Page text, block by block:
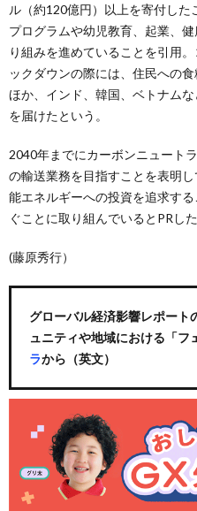
ル（約120億円）以上を寄付し
プログラムや幼児教育、起業、
り組みを進めていることを引用
ックダウンの際には、住民への
ほか、インド、韓国、ベトナム
を届けたという。
2040年までにカーボンニュート
の輸送業務を目指すことを表明
能エネルギーへの投資を追求す
ぐことに取り組んでいるとPRした
(藤原秀行）
グローバル経済影響レポート
ュニティや地域における「フ
ラから（英文）